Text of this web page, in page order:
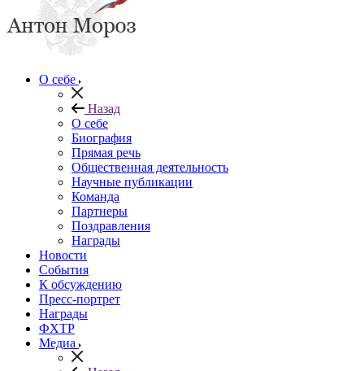
О себе
Назад
О себе
Биография
Прямая речь
Общественная деятельность
Научные публикации
Команда
Партнеры
Поздравления
Награды
Новости
События
К обсуждению
Пресс-портрет
Награды
ФХТР
Медиа